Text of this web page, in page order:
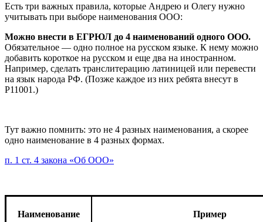
Есть три важных правила, которые Андрею и Олегу нужно
учитывать при выборе наименования ООО:
Можно внести в ЕГРЮЛ до 4 наименований одного ООО.
Обязательное — одно полное на русском языке. К нему можно
добавить короткое на русском и еще два на иностранном.
Например, сделать транслитерацию латиницей или перевести
на язык народа РФ. (Позже каждое из них ребята внесут в
Р11001.)
Тут важно помнить: это не 4 разных наименования, а скорее
одно наименование в 4 разных формах.
п. 1 ст. 4 закона «Об ООО»
Наименование Пример